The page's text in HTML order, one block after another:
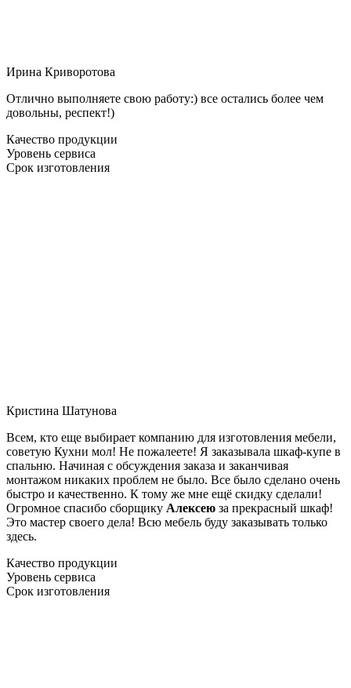
Ирина Криворотова
Отлично выполняете свою работу:) все остались более чем
довольны, респект!)
Качество продукции
Уровень сервиса
Срок изготовления
Кристина Шатунова
Всем, кто еще выбирает компанию для изготовления мебели,
советую Кухни мол! Не пожалеете! Я заказывала шкаф-купе в
спальню. Начиная с обсуждения заказа и заканчивая
монтажом никаких проблем не было. Все было сделано очень
быстро и качественно. К тому же мне ещё скидку сделали!
Огромное спасибо сборщику Алексею за прекрасный шкаф!
Это мастер своего дела! Всю мебель буду заказывать только
здесь.
Качество продукции
Уровень сервиса
Срок изготовления